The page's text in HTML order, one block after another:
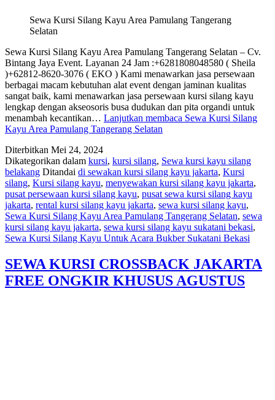
Sewa Kursi Silang Kayu Area Pamulang Tangerang
Selatan
Sewa Kursi Silang Kayu Area Pamulang Tangerang Selatan – Cv.
Bintang Jaya Event. Layanan 24 Jam :+6281808048580 ( Sheila
)+62812-8620-3076 ( EKO ) Kami menawarkan jasa persewaan
berbagai macam kebutuhan alat event dengan jaminan kualitas
sangat baik, kami menawarkan jasa persewaan kursi silang kayu
lengkap dengan akseosoris busa dudukan dan pita organdi untuk
menambah kecantikan… Lanjutkan membaca Sewa Kursi Silang
Kayu Area Pamulang Tangerang Selatan
Diterbitkan Mei 24, 2024
Dikategorikan dalam kursi, kursi silang, Sewa kursi kayu silang
belakang Ditandai di sewakan kursi silang kayu jakarta, Kursi
silang, Kursi silang kayu, menyewakan kursi silang kayu jakarta,
pusat persewaan kursi silang kayu, pusat sewa kursi silang kayu
jakarta, rental kursi silang kayu jakarta, sewa kursi silang kayu,
Sewa Kursi Silang Kayu Area Pamulang Tangerang Selatan, sewa
kursi silang kayu jakarta, sewa kursi silang kayu sukatani bekasi,
Sewa Kursi Silang Kayu Untuk Acara Bukber Sukatani Bekasi
SEWA KURSI CROSSBACK JAKARTA
FREE ONGKIR KHUSUS AGUSTUS